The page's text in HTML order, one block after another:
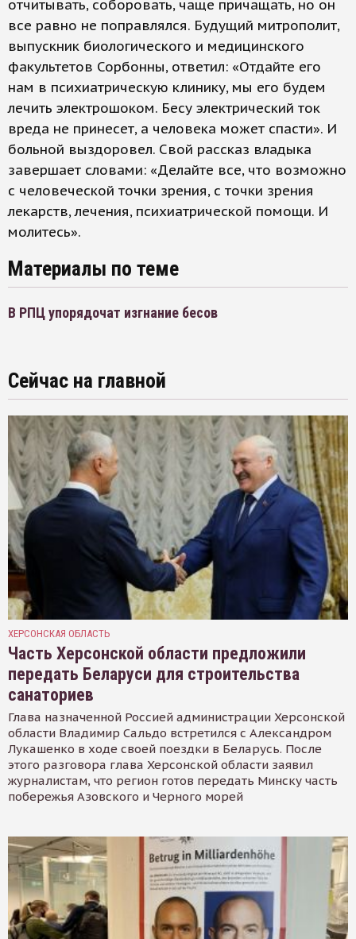
отчитывать, соборовать, чаще причащать, но он
все равно не поправлялся. Будущий митрополит,
выпускник биологического и медицинского
факультетов Сорбонны, ответил: «Отдайте его
нам в психиатрическую клинику, мы его будем
лечить электрошоком. Бесу электрический ток
вреда не принесет, а человека может спасти». И
больной выздоровел. Свой рассказ владыка
завершает словами: «Делайте все, что возможно
с человеческой точки зрения, с точки зрения
лекарств, лечения, психиатрической помощи. И
молитесь».
Материалы по теме
В РПЦ упорядочат изгнание бесов
Сейчас на главной
ХЕРСОНСКАЯ ОБЛАСТЬ
Часть Херсонской области предложили
передать Беларуси для строительства
санаториев
Глава назначенной Россией администрации Херсонской
области Владимир Сальдо встретился с Александром
Лукашенко в ходе своей поездки в Беларусь. После
этого разговора глава Херсонской области заявил
журналистам, что регион готов передать Минску часть
побережья Азовского и Черного морей